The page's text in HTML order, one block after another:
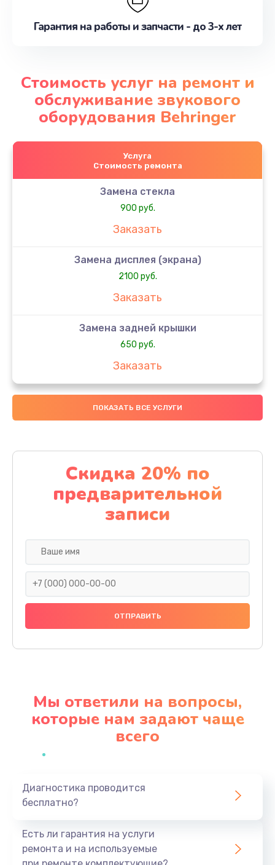
Гарантия на работы и запчасти - до 3-х лет
Стоимость услуг на ремонт и
обслуживание звукового
оборудования Behringer
Услуга
Стоимость ремонта
Замена стекла
900 руб.
Заказать
Замена дисплея (экрана)
2100 руб.
Заказать
Замена задней крышки
650 руб.
Заказать
Замена аккумулятора
4000 руб.
Замена материнской платы
1100 руб.
Заказать
Замена праймера
1000 руб.
Заказать
Профилактическая чистка
Заказать
ПОКАЗАТЬ ВСЕ УСЛУГИ
Скидка 20% по
предварительной
записи
Мы ответили на вопросы,
которые нам задают чаще
всего
Диагностика проводится
бесплатно?
Есть ли гарантия на услуги
ремонта и на используемые